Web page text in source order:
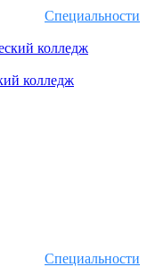
Специальности
колледж
Специальности